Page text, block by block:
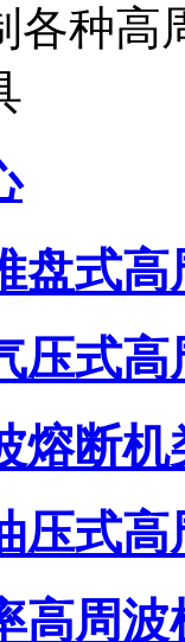
各种高
盘式高
压式高
熔断机
压式高
高周波